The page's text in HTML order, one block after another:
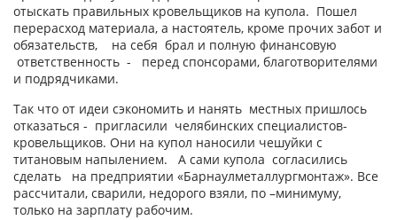
отыскать правильных кровельщиков на купола. Пошел
перерасход материала, а настоятель, кроме прочих забот и
обязательств, на себя брал и полную финансовую
ответственность - перед спонсорами, благотворителями
и подрядчиками.
Так что от идеи сэкономить и нанять местных пришлось
отказаться - пригласили челябинских специалистов-
кровельщиков. Они на купол наносили чешуйки с
титановым напылением. А сами купола согласились
сделать на предприятии «Барнаулметаллургмонтаж». Все
рассчитали, сварили, недорого взяли, по –минимуму,
только на зарплату рабочим.